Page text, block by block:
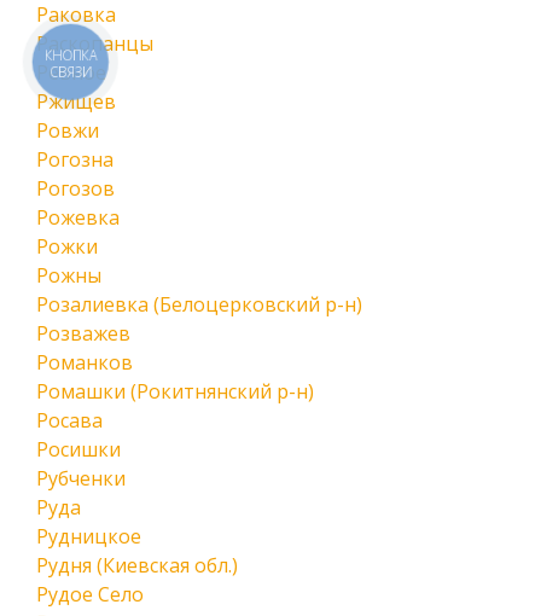
Раковка
Раскопанцы
Ревное
Ржищев
Ровжи
Рогозна
Рогозов
Рожевка
Рожки
Рожны
Розалиевка (Белоцерковский р-н)
Розважев
Романков
Ромашки (Рокитнянский р-н)
Росава
Росишки
Рубченки
Руда
Рудницкое
Рудня (Киевская обл.)
Рудое Село
КНОПКА
СВЯЗИ